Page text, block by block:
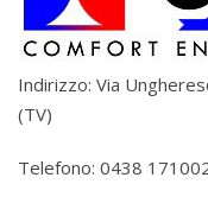
Indirizzo: Via
(TV)
Telefono: 0438